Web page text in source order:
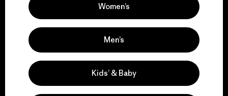
We keep your gear in
play.
Women’s
Men’s
Kids’ & Baby